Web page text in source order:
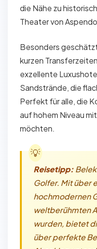
die Nähe zu
Theater von
Besonders
kurzen
exzellente
Sandstrände, die
Perfekt für alle, die
auf hohem Niveau
möchten.
Reisetipp:
Golfer. Mit über
hochmodernen
weltberühmten
wurden, bietet
über perfekte